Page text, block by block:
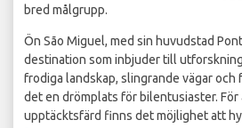
bred målgrupp.
Ön São Miguel, med sin huvudstad
destination som inbjuder till
frodiga landskap, slingrande vägar
det en drömplats för bilentusiaster.
upptäcktsfärd finns det möjlighet att